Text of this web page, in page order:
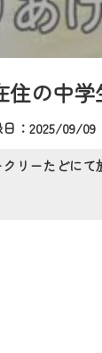
住の中
日：2025/09/
クリーたどにて
ス情報＞
のリニュ
～16:30
けいたしま